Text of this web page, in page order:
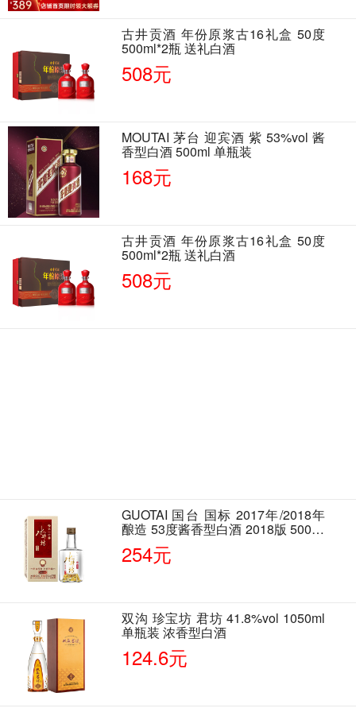
古井贡酒 年份原浆古16礼盒 50度
500ml*2瓶 送礼白酒
508元
MOUTAI 茅台 迎宾酒 紫 53%vol 酱
香型白酒 500ml 单瓶装
168元
古井贡酒 年份原浆古16礼盒 50度
500ml*2瓶 送礼白酒
508元
GUOTAI 国台 国标 2017年/2018年
酿造 53度酱香型白酒 2018版 500ml
单瓶装
254元
双沟 珍宝坊 君坊 41.8%vol 1050ml
单瓶装 浓香型白酒
124.6元